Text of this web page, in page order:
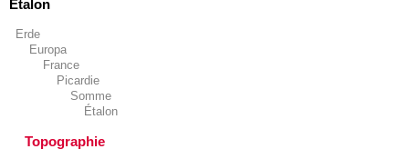
Étalon
Erde
Europa
France
Picardie
Somme
Étalon
Topographie